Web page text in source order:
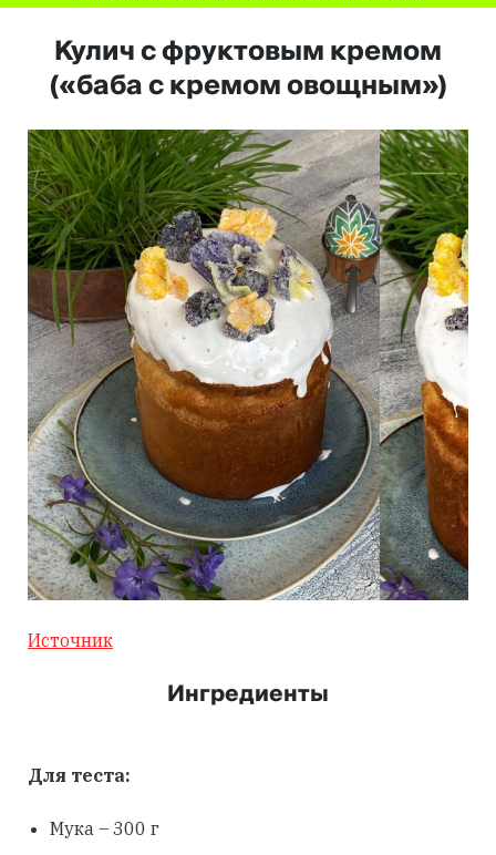
Кулич с фруктовым кремом
(«баба с кремом овощным»)
Источник
Ингредиенты
Для теста:
Мука – 300 г